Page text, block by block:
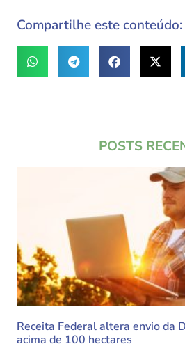
Compartilhe este conteúdo:
POSTS
Receita Federal altera envio da
acima de 100 hectares